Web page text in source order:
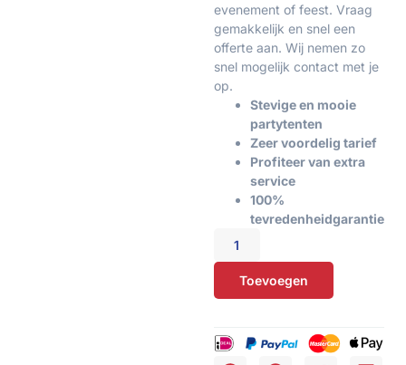
evenement of feest. Vraag
gemakkelijk en snel een
offerte aan. Wij nemen zo
snel mogelijk contact met je
op.
Stevige en mooie
partytenten
Zeer voordelig tarief
Profiteer van extra
service
100%
tevredenheidgarantie
Toevoegen